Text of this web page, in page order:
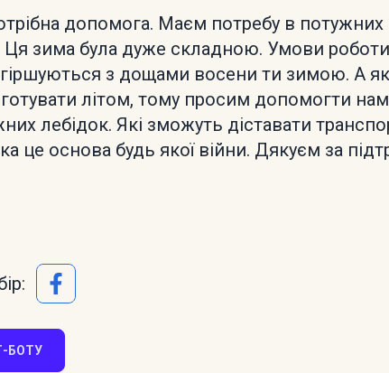
допомога. Маєм потребу в потужних
Ця зима була дуже складною. Умови
з дощами восени ти зимою. А
готувати літом, тому просим допомогти
лебідок. Які зможуть діставати
це основа будь якої війни. Дякуєм за
БОТУ